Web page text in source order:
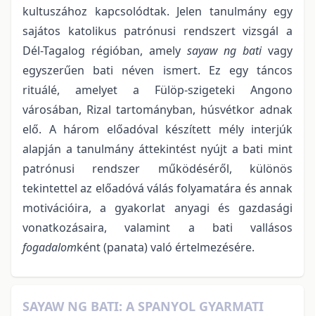
kultuszához kapcsolódtak. Jelen tanulmány egy
sajátos katolikus patrónusi rendszert vizsgál a
Dél-Tagalog régióban, amely sayaw ng bativagy
egyszerűen bati néven ismert. Ez egy táncos
rituálé, amelyet a Fülöp-szigeteki Angono
városában, Rizal tartományban, húsvétkor adnak
elő. A három előadóval készített mély interjúk
alapján a tanulmány áttekintést nyújt a bati mint
patrónusi rendszer működéséről, különös
tekintettel az előadóvá válás folyamatára és annak
motivációira, a gyakorlat anyagi és gazdasági
vonatkozásaira, valamint a bati vallásos
fogadalomként (panata) való értelmezésére.
SAYAW NG BATI: A SPANYOL GYARMATI